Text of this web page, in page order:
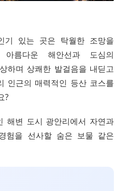
기 있는 곳은 탁월한 조망을
아름다운 해안선과 도심의
하며 상쾌한 발걸음을 내딛고
인근의 매력적인 등산 코스를
?
해변 도시 광안리에서 자연과
험을 선사할 숨은 보물 같은